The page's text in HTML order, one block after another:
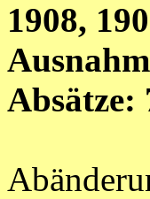
1908,
Absätze: